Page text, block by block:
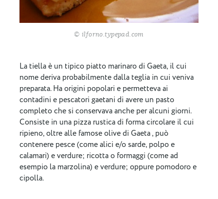
© ilforno.typepad.com
La tiella è un tipico piatto marinaro di Gaeta, il cui
nome deriva probabilmente dalla teglia in cui veniva
preparata. Ha origini popolari e permetteva ai
contadini e pescatori gaetani di avere un pasto
completo che si conservava anche per alcuni giorni.
Consiste in una pizza rustica di forma circolare il cui
ripieno, oltre alle famose olive di Gaeta , può
contenere pesce (come alici e/o sarde, polpo e
calamari) e verdure; ricotta o formaggi (come ad
esempio la marzolina) e verdure; oppure pomodoro e
cipolla.